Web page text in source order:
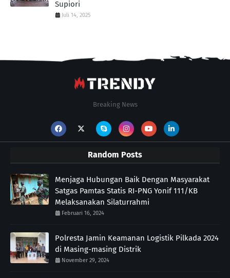
Supiori
Juli 14, 2025
Breaking News
Random Posts
Menjaga Hubungan Baik Dengan Masyarakat
Satgas Pamtas Statis RI-PNG Yonif 111/KB
Melaksanakan Silaturrahmi
Februari 16, 2024
Polresta Jamin Keamanan Logistik Pilkada 2024
di Masing-masing Distrik
November 29, 2024